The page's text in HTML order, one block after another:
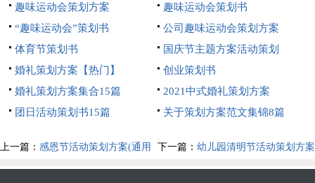
趣味运动会策划方案
趣味运动会策划书
“趣味运动会”策划书
公司趣味运动会策划方案
体育节策划书
国庆节主题方案活动策划
婚礼策划方案【热门】
创业策划书
婚礼策划方案集合15篇
2021中式婚礼策划方案
团日活动策划书15篇
关于策划方案范文集锦8篇
上一篇： 感恩节活动策划方案(通用
15篇)
下一篇： 幼儿园清明节活动策划方案
范文（通用7篇）